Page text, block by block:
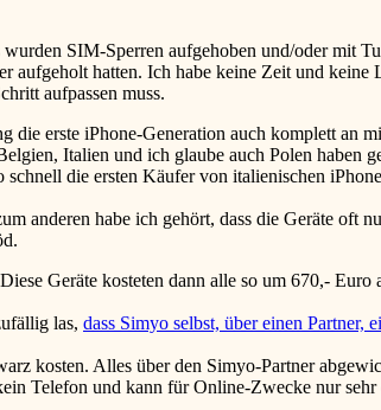
SIM-Sperren aufgehoben und/oder mit
hatten. Ich habe keine Zeit und
aufpassen muss.
erste iPhone-Generation auch komplett an
Italien und ich glaube auch Polen haben
die ersten Käufer von italienischen
anderen habe ich gehört, dass die Geräte
Geräte kosteten dann alle so um 670,-
las, dass Simyo selbst, über einen Partner,
kosten. Alles über den Simyo-Partner
Telefon und kann für Online-Zwecke nur